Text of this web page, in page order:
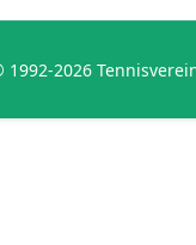
2026